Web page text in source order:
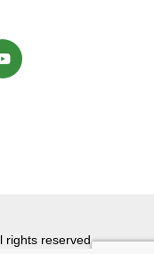
rights reserved.